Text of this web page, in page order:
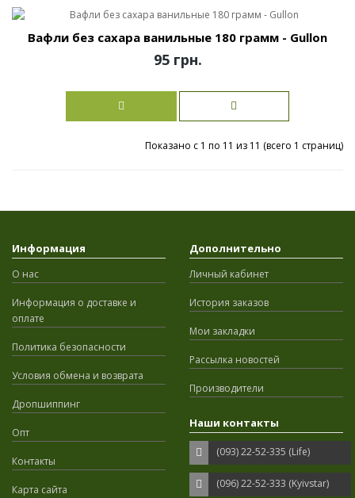
Вафли без сахара ванильные 180 грамм - Gullon
95 грн.
Показано с 1 по 11 из 11 (всего 1 страниц)
Информация
О нас
Информация о доставке и
оплате
Политика безопасности
Условия обмена и возврата
Дропшиппинг
Опт
Контакты
Карта сайта
Дополнительно
Личный кабинет
История заказов
Мои закладки
Рассылка новостей
Производители
Наши контакты
(093) 22-52-335 (Life)
(096) 22-52-333 (Kyivstar)